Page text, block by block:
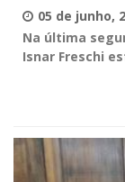
05 de junho,
Na última
Isnar Freschi